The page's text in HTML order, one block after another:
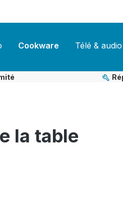
Cookware Télé & audio
la table